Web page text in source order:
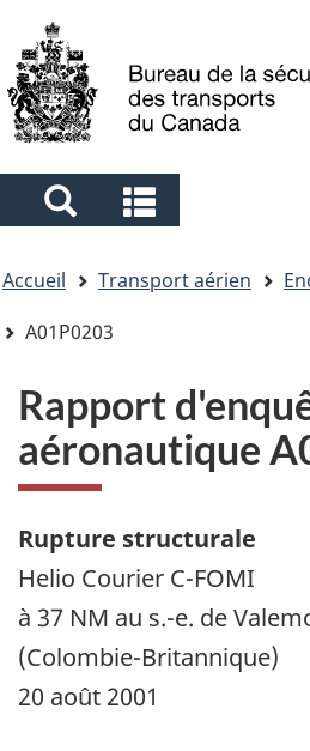
totoà
la
Sélection
de
la
langue
Search
and
menus
and
menus
êtes
ici
Accueil Transport aérien
A01P0203
Rapport
aéronautique
Rupture structurale
Helio Courier C-FOMI
à 37 NM au s.-e. de
(Colombie-Britannique)
20 août 2001